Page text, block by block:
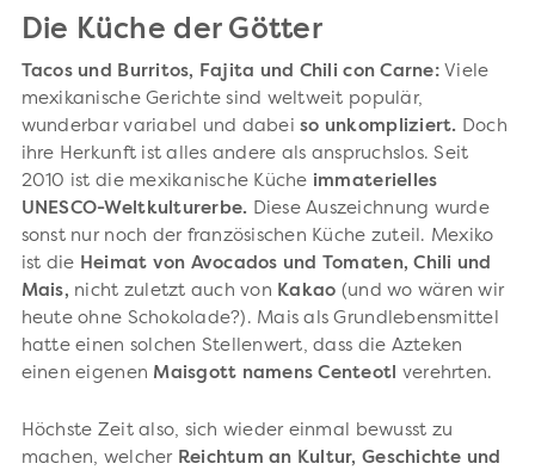
Die Küche der Götter
Tacos und Burritos, Fajita und Chili con Carne:Viele
mexikanische Gerichte sind weltweit populär,
wunderbar variabel und dabeiso unkompliziert. Doch
ihre Herkunft ist alles andere als anspruchslos. Seit
2010 ist die mexikanische Küche immaterielles
UNESCO-Weltkulturerbe. Diese Auszeichnung wurde
sonst nur noch der französischen Küche zuteil. Mexiko
ist die Heimat von Avocados und Tomaten, Chili und
Mais, nicht zuletzt auch von Kakao (und wo wären wir
heute ohne Schokolade?). Mais als Grundlebensmittel
hatte einen solchen Stellenwert, dass die Azteken
einen eigenen Maisgott namens Centeotl verehrten.
Höchste Zeit also, sich wieder einmal bewusst zu
machen, welcher Reichtum an Kultur, Geschichte und